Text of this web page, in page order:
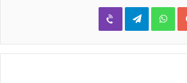
Google+
WhatsApp
Telegram
Viber